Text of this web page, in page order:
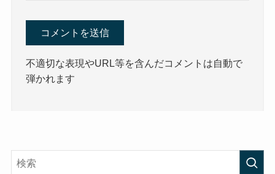
不適切な表現やURL等を含んだコメントは自動で
弾かれます